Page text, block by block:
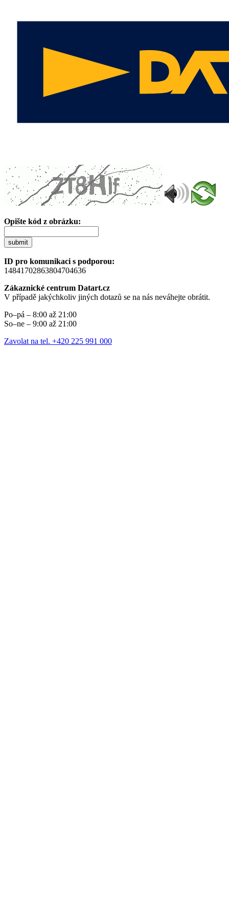
Opište kód z obrázku:
submit
ID pro komunikaci s podporou:
14841702863804704636
Zákaznické centrum Datart.cz
V případě jakýchkoliv jiných dotazů se na nás neváhejte obrátit.
Po–pá – 8:00 až 21:00
So–ne – 9:00 až 21:00
Zavolat na tel. +420 225 991 000